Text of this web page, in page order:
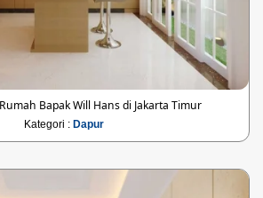
Bapak Will Hans di Jakarta Timur
Kategori : Dapur